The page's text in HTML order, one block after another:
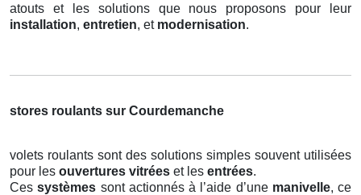
atouts et les solutions que nous proposons pour leur
installation, entretien, et modernisation.
stores roulants sur Courdemanche
volets roulants sont des solutions simples souvent utilisées
pour les ouvertures vitrées et les entrées.
Cessystèmes sont actionnés à l’aide d’une manivelle, ce